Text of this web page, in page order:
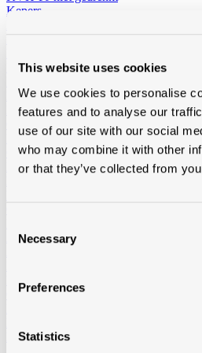
This website uses cookies
We use cookies to personalise
features and to analyse our
use of our site with our social
who may combine it with other
or that they’ve collected from
Selection
Necessary
Preferences
Statistics
Kepers
Douglas gedrenkt
BaddensRND gedrenktKVH-FJ
MadrierRND gedrenktKVH-FJ
Douglas gedrenkt
Niet-geïmpregneerd
Geimpregneerd
Boordplanken
Ayous Planchetten
Platen
OSB
MDF